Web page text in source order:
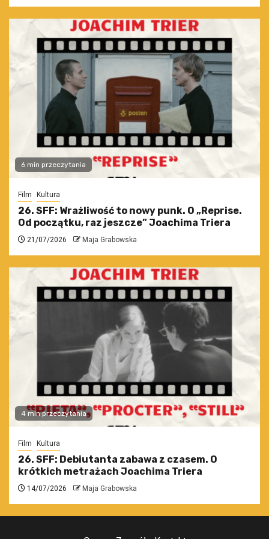
6 min przeczytania
Film Kultura
26. SFF: Wrażliwość to nowy punk. O „Reprise.
Od początku, raz jeszcze” Joachima Triera
21/07/2026 Maja Grabowska
4 min przeczytania
Film Kultura
26. SFF: Debiutanta zabawa z czasem. O
krótkich metrażach Joachima Triera
14/07/2026 Maja Grabowska